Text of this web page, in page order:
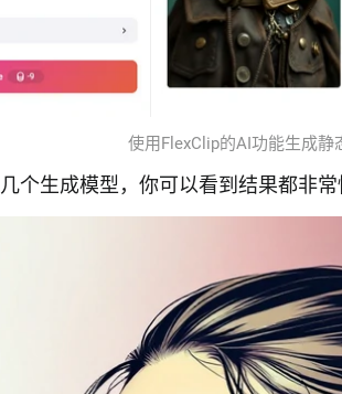
使用FlexClip的AI功能生成静
个生成模型，你可以看到结果都非常